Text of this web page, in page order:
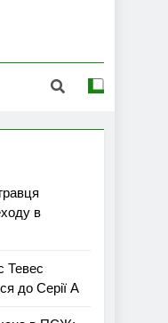
в
Тевес
до Серії А